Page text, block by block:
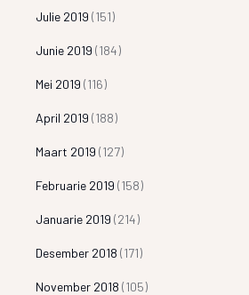
Julie 2019 (151)
Junie 2019 (184)
Mei 2019 (116)
April 2019 (188)
Maart 2019 (127)
Februarie 2019 (158)
Januarie 2019 (214)
Desember 2018 (171)
November 2018 (105)